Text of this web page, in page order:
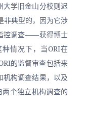
学旧金山分校则迟
非典型的，因为它涉
控调查——获得博士
情况下，当ORI在
的监督审查包括来
机构调查结果，以及
个独立机构调查的